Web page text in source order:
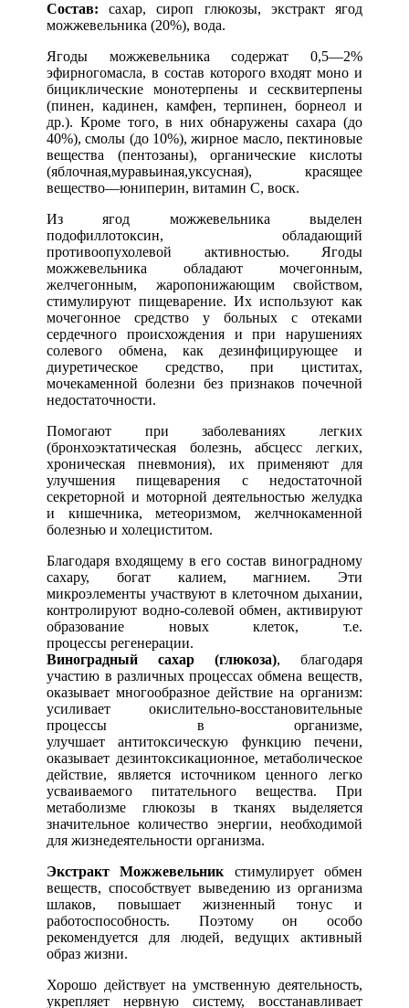
Состав: сахар, сироп глюкозы, экстракт ягод
можжевельника (20%), вода.
Ягоды можжевельника содержат 0,5—2%
эфирногомасла, в состав которого входят моно и
бициклические монотерпены и сесквитерпены
(пинен, кадинен, камфен, терпинен, борнеол и
др.). Кроме того, в них обнаружены сахара (до
40%), смолы (до 10%), жирное масло, пектиновые
вещества (пентозаны), органические кислоты
(яблочная,муравьиная,уксусная), красящее
вещество—юниперин, витамин С, воск.
Из ягод можжевельника выделен
подофиллотоксин, обладающий
противоопухолевой активностью. Ягоды
можжевельника обладают мочегонным,
желчегонным, жаропонижающим свойством,
стимулируют пищеварение. Их используют как
мочегонное средство у больных с отеками
сердечного происхождения и при нарушениях
солевого обмена, как дезинфицирующее и
диуретическое средство, при циститах,
мочекаменной болезни без признаков почечной
недостаточности.
Помогают при заболеваниях легких
(бронхоэктатическая болезнь, абсцесс легких,
хроническая пневмония), их применяют для
улучшения пищеварения с недостаточной
секреторной и моторной деятельностью желудка
и кишечника, метеоризмом, желчнокаменной
болезнью и холециститом.
Благодаря входящему в его состав виноградному
сахару, богат калием, магнием. Эти
микроэлементы участвуют в клеточном дыхании,
контролируют водно-солевой обмен, активируют
образование новых клеток, т.е.
процессы регенерации.
Виноградный сахар (глюкоза), благодаря
участию в различных процессах обмена веществ,
оказывает многообразное действие на организм:
усиливает окислительно-восстановительные
процессы в организме,
улучшает антитоксическую функцию печени,
оказывает дезинтоксикационное, метаболическое
действие, является источником ценного легко
усваиваемого питательного вещества. При
метаболизме глюкозы в тканях выделяется
значительное количество энергии, необходимой
для жизнедеятельности организма.
Экстракт Можжевельник стимулирует обмен
веществ, способствует выведению из организма
шлаков, повышает жизненный тонус и
работоспособность. Поэтому он особо
рекомендуется для людей, ведущих активный
образ жизни.
Хорошо действует на умственную деятельность,
укрепляет нервную систему, восстанавливает